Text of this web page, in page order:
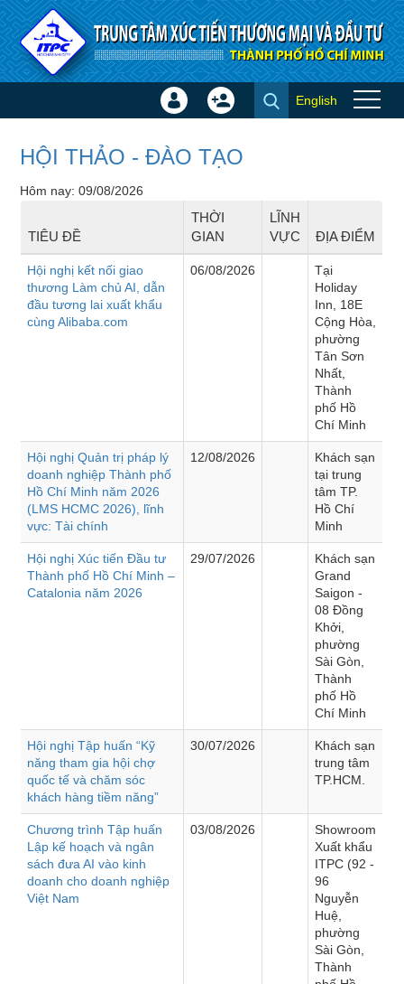
Truy cập nội dung luôn
Sự kiện
Đăng
Tạo
English
HỘI THẢO - ĐÀO TẠO
Hôm nay: 09/08/2026
TIÊU ĐỀ
THỜI
GIAN
LĨNH
VỰC
ĐỊA ĐIỂM
Hội nghị kết nối giao
thương Làm chủ AI, dẫn
đầu tương lai xuất khẩu
cùng Alibaba.com
06/08/2026
Tại
Holiday
Inn, 18E
Cộng Hòa,
phường
Tân Sơn
Nhất,
Thành
phố Hồ
Chí Minh
Hội nghị Quản trị pháp lý
doanh nghiệp Thành phố
Hồ Chí Minh năm 2026
(LMS HCMC 2026), lĩnh
vực: Tài chính
12/08/2026
Khách sạn
tại trung
tâm TP.
Hồ Chí
Minh
Hội nghị Xúc tiến Đầu tư
Thành phố Hồ Chí Minh –
Catalonia năm 2026
29/07/2026
Khách sạn
Grand
Saigon -
08 Đồng
Khởi,
phường
Sài Gòn,
Thành
phố Hồ
Chí Minh
Hội nghị Tập huấn “Kỹ
năng tham gia hội chợ
quốc tế và chăm sóc
khách hàng tiềm năng”
30/07/2026
Khách sạn
trung tâm
TP.HCM.
Chương trình Tập huấn
Lập kế hoạch và ngân
sách đưa AI vào kinh
doanh cho doanh nghiệp
Việt Nam
03/08/2026
Showroom
Xuất khẩu
ITPC (92 -
96
Nguyễn
Huệ,
phường
Sài Gòn,
Thành